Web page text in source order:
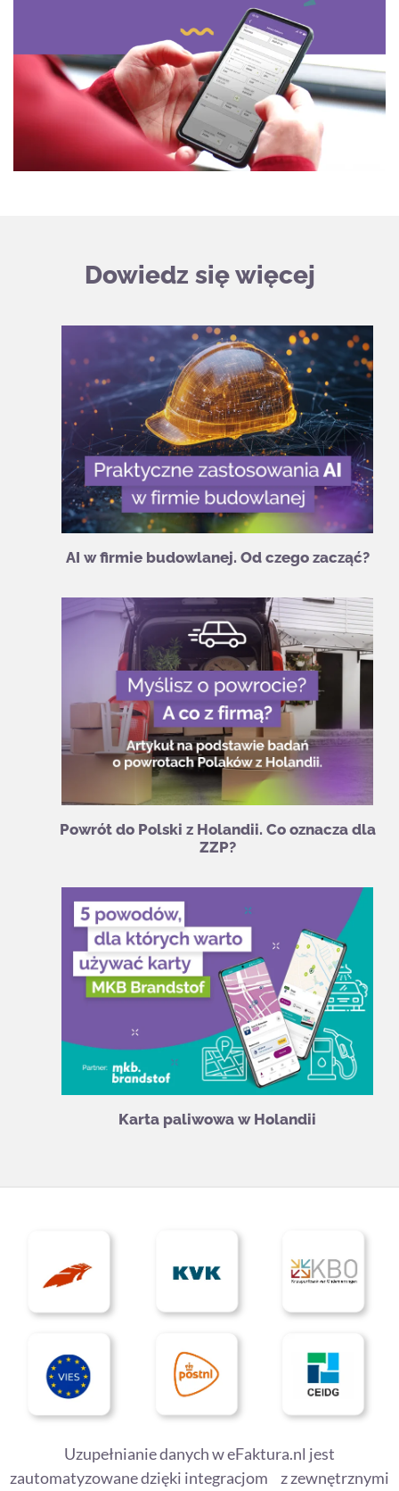
Dowiedz się więcej
AI w firmie budowlanej. Od czego zacząć?
Powrót do Polski z Holandii. Co oznacza dla
ZZP?
Karta paliwowa w Holandii
Uzupełnianie danych w eFaktura.nl jest
zautomatyzowane dzięki integracjom z zewnętrznymi